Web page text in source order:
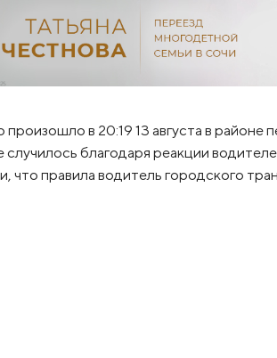
произошло в 20:19 13 августа в районе
благодаря реакции
что правила водитель городского